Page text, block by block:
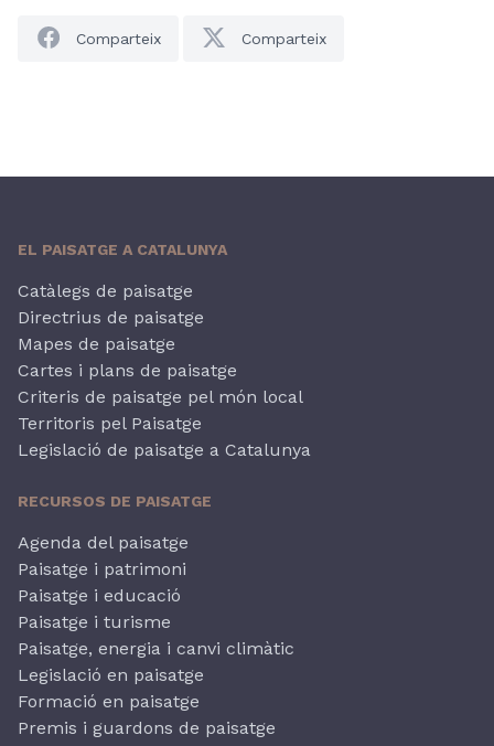
Comparteix Comparteix
EL PAISATGE A CATALUNYA
Catàlegs de paisatge
Directrius de paisatge
Mapes de paisatge
Cartes i plans de paisatge
Criteris de paisatge pel món local
Territoris pel Paisatge
Legislació de paisatge a Catalunya
RECURSOS DE PAISATGE
Agenda del paisatge
Paisatge i patrimoni
Paisatge i educació
Paisatge i turisme
Paisatge, energia i canvi climàtic
Legislació en paisatge
Formació en paisatge
Premis i guardons de paisatge